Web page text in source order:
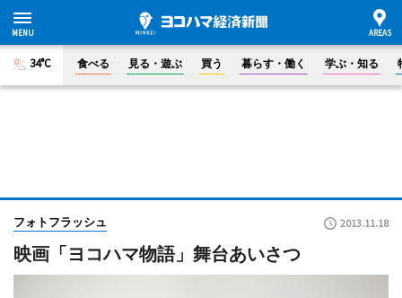
34°C 食べる 見る・遊ぶ 買う 暮らす・働く 学ぶ・知る
フォトフラッシュ 2013.11.18
映画「ヨコハマ物語」舞台あいさつ